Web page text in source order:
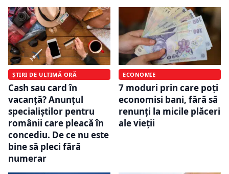
ȘTIRI DE ULTIMĂ ORĂ
Cash sau card în
vacanță? Anunțul
specialiștilor pentru
românii care pleacă în
concediu. De ce nu este
bine să pleci fără
numerar
ECONOMIE
7 moduri prin care poți
economisi bani, fără să
renunți la micile plăceri
ale vieții